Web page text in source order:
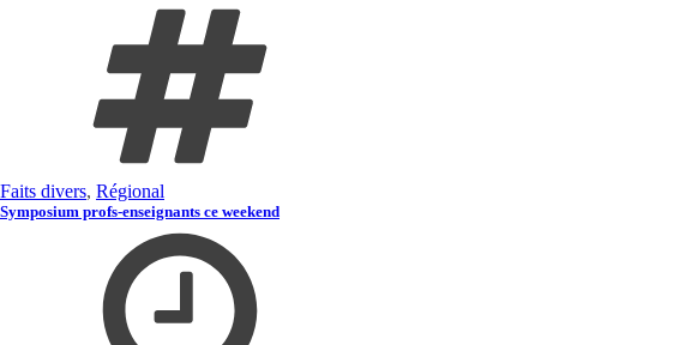
Faits divers, Régional
Symposium profs-enseignants ce weekend